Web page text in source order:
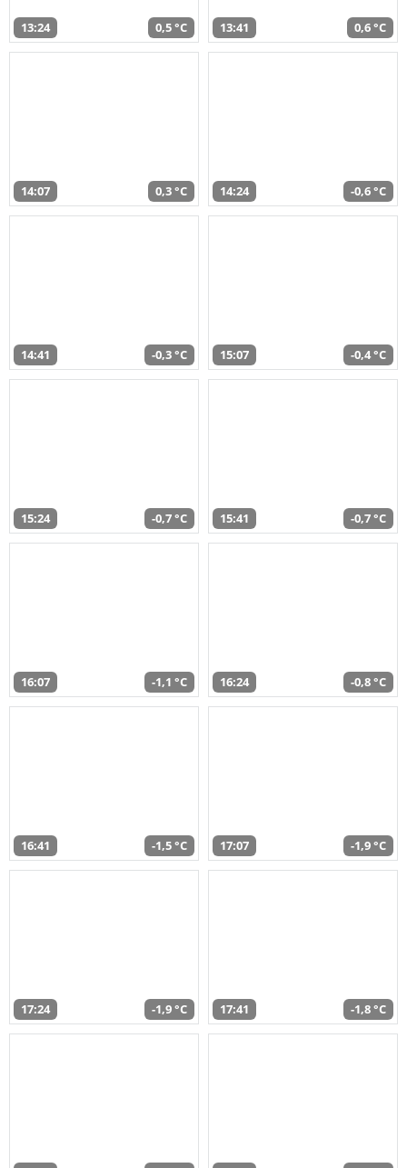
13:24 0,5 °C 13:41 0,6 °C
14:07 0,3 °C 14:24 -0,6 °C
14:41 -0,3 °C 15:07 -0,4 °C
15:24 -0,7 °C 15:41 -0,7 °C
16:07 -1,1 °C 16:24 -0,8 °C
16:41 -1,5 °C 17:07 -1,9 °C
17:24 -1,9 °C 17:41 -1,8 °C